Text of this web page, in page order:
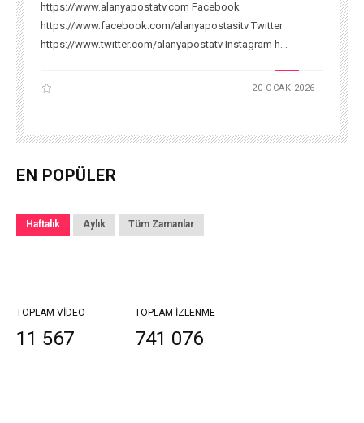
https://www.alanyapostatv.com Facebook
https://www.facebook.com/alanyapostasitv Twitter
https://www.twitter.com/alanyapostatv Instagram h...
-- 20 OCAK 2026
EN POPÜLER
Haftalık Aylık Tüm Zamanlar
TOPLAM VIDEO
11 567
TOPLAM İZLENME
741 076